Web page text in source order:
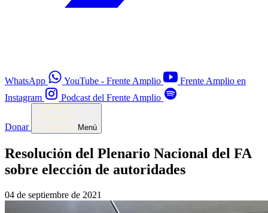
WhatsApp YouTube - Frente Amplio
Frente Amplio en
Instagram
Podcast del Frente Amplio
Donar Menú
Resolución del Plenario Nacional del FA
sobre elección de autoridades
04 de septiembre de 2021